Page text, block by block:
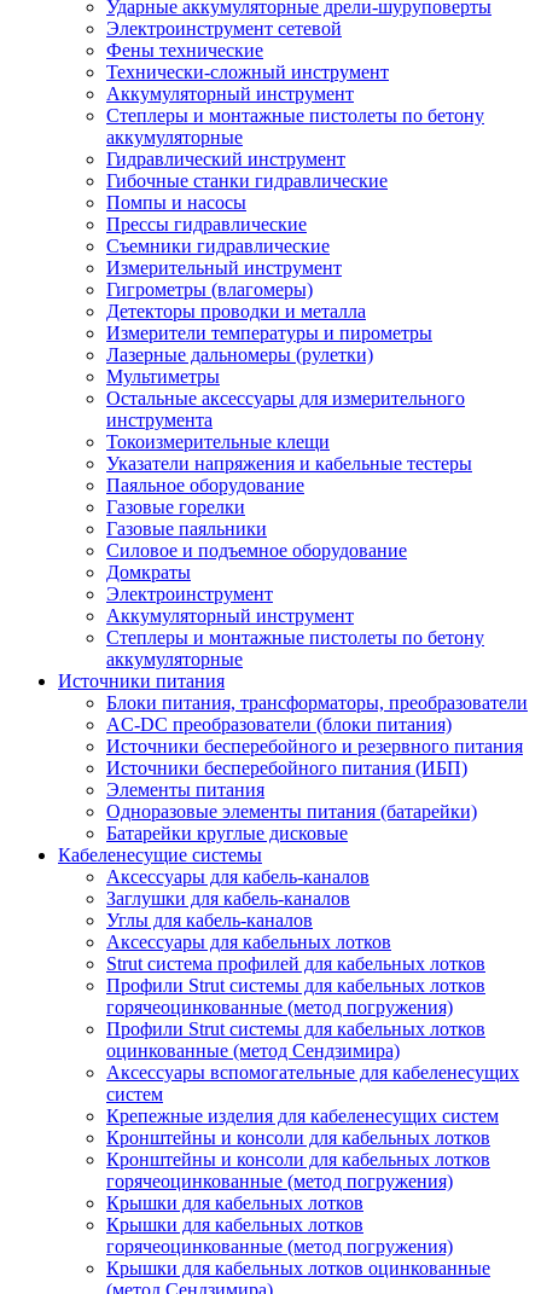
Ударные аккумуляторные дрели-шуруповерты
Электроинструмент сетевой
Фены технические
Технически-сложный инструмент
Аккумуляторный инструмент
Степлеры и монтажные пистолеты по бетону
аккумуляторные
Гидравлический инструмент
Гибочные станки гидравлические
Помпы и насосы
Прессы гидравлические
Съемники гидравлические
Измерительный инструмент
Гигрометры (влагомеры)
Детекторы проводки и металла
Измерители температуры и пирометры
Лазерные дальномеры (рулетки)
Мультиметры
Остальные аксессуары для измерительного
инструмента
Токоизмерительные клещи
Указатели напряжения и кабельные тестеры
Паяльное оборудование
Газовые горелки
Газовые паяльники
Силовое и подъемное оборудование
Домкраты
Электроинструмент
Аккумуляторный инструмент
Степлеры и монтажные пистолеты по бетону
аккумуляторные
Источники питания
Блоки питания, трансформаторы, преобразователи
AC-DC преобразователи (блоки питания)
Источники бесперебойного и резервного питания
Источники бесперебойного питания (ИБП)
Элементы питания
Одноразовые элементы питания (батарейки)
Батарейки круглые дисковые
Кабеленесущие системы
Аксессуары для кабель-каналов
Заглушки для кабель-каналов
Углы для кабель-каналов
Аксессуары для кабельных лотков
Strut система профилей для кабельных лотков
Профили Strut системы для кабельных лотков
горячеоцинкованные (метод погружения)
Профили Strut системы для кабельных лотков
оцинкованные (метод Сендзимира)
Аксессуары вспомогательные для кабеленесущих
систем
Крепежные изделия для кабеленесущих систем
Кронштейны и консоли для кабельных лотков
Кронштейны и консоли для кабельных лотков
горячеоцинкованные (метод погружения)
Крышки для кабельных лотков
Крышки для кабельных лотков
горячеоцинкованные (метод погружения)
Крышки для кабельных лотков оцинкованные
(метод Сендзимира)